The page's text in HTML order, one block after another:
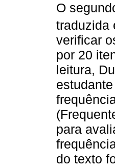
O
traduzida
verificar
por 20
leitura,
para
do texto